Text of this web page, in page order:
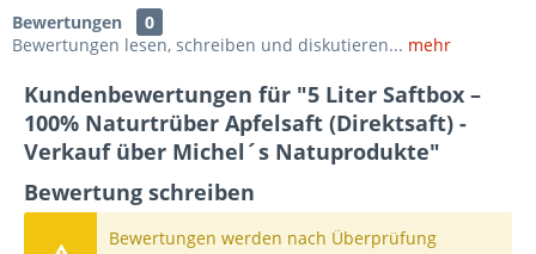
Bewertungen
0
Bewertungen lesen, schreiben und diskutieren... mehr
Kundenbewertungen für "5 Liter Saftbox –
100% Naturtrüber Apfelsaft (Direktsaft) -
Verkauf über Michel´s Natuprodukte"
Bewertung schreiben
Bewertungen werden nach Überprüfung